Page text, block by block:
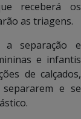
receberá os
as triagens.
separação e
e infantis
de calçados,
e se